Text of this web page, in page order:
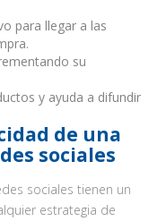
para llegar a las
su
y ayuda a difundir
de una
sociales
sociales tienen un
estrategia de